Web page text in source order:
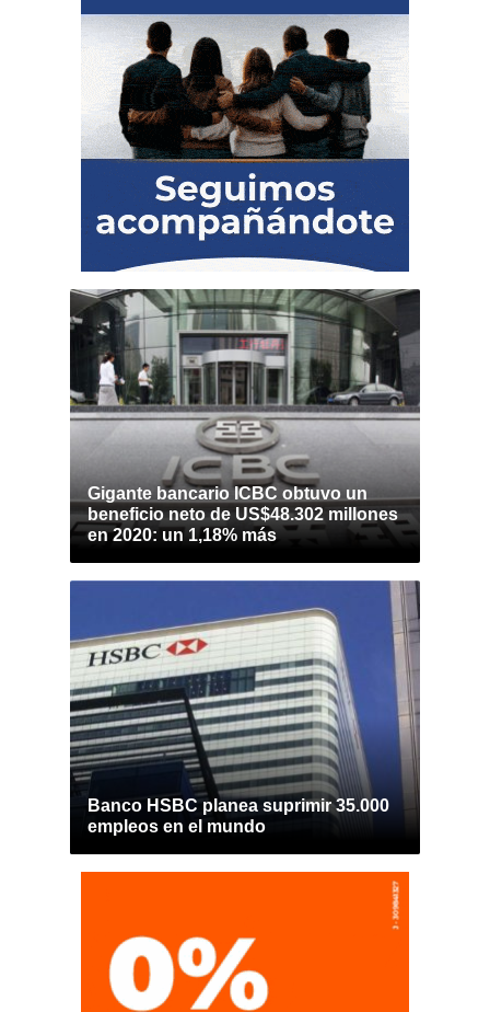
Gigante bancario ICBC obtuvo un
beneficio neto de US$48.302 millones
en 2020: un 1,18% más
Banco HSBC planea suprimir 35.000
empleos en el mundo